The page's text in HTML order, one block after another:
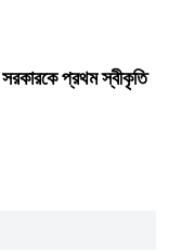
সরকারকে প্রথম স্বীকৃতি